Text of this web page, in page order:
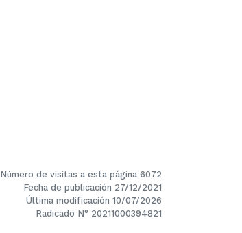
Número de visitas a esta página 6072
Fecha de publicación 27/12/2021
Última modificación 10/07/2026
Radicado N° 20211000394821